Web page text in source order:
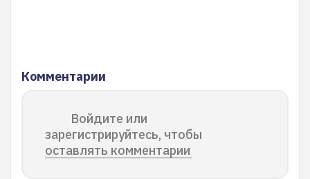
Комментарии
Войдите или
зарегистрируйтесь, чтобы
оставлять комментарии